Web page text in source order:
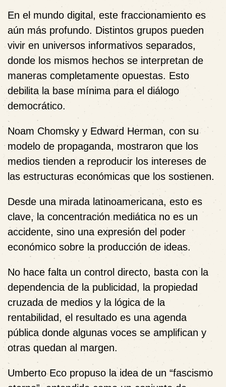
En el mundo digital, este fraccionamiento es
aún más profundo. Distintos grupos pueden
vivir en universos informativos separados,
donde los mismos hechos se interpretan de
maneras completamente opuestas. Esto
debilita la base mínima para el diálogo
democrático.
Noam Chomsky y Edward Herman, con su
modelo de propaganda, mostraron que los
medios tienden a reproducir los intereses de
las estructuras económicas que los sostienen.
Desde una mirada latinoamericana, esto es
clave, la concentración mediática no es un
accidente, sino una expresión del poder
económico sobre la producción de ideas.
No hace falta un control directo, basta con la
dependencia de la publicidad, la propiedad
cruzada de medios y la lógica de la
rentabilidad, el resultado es una agenda
pública donde algunas voces se amplifican y
otras quedan al margen.
Umberto Eco propuso la idea de un “fascismo